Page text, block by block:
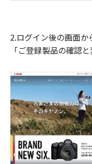
2.ログイン後の画面か
「ご登録製品の確認